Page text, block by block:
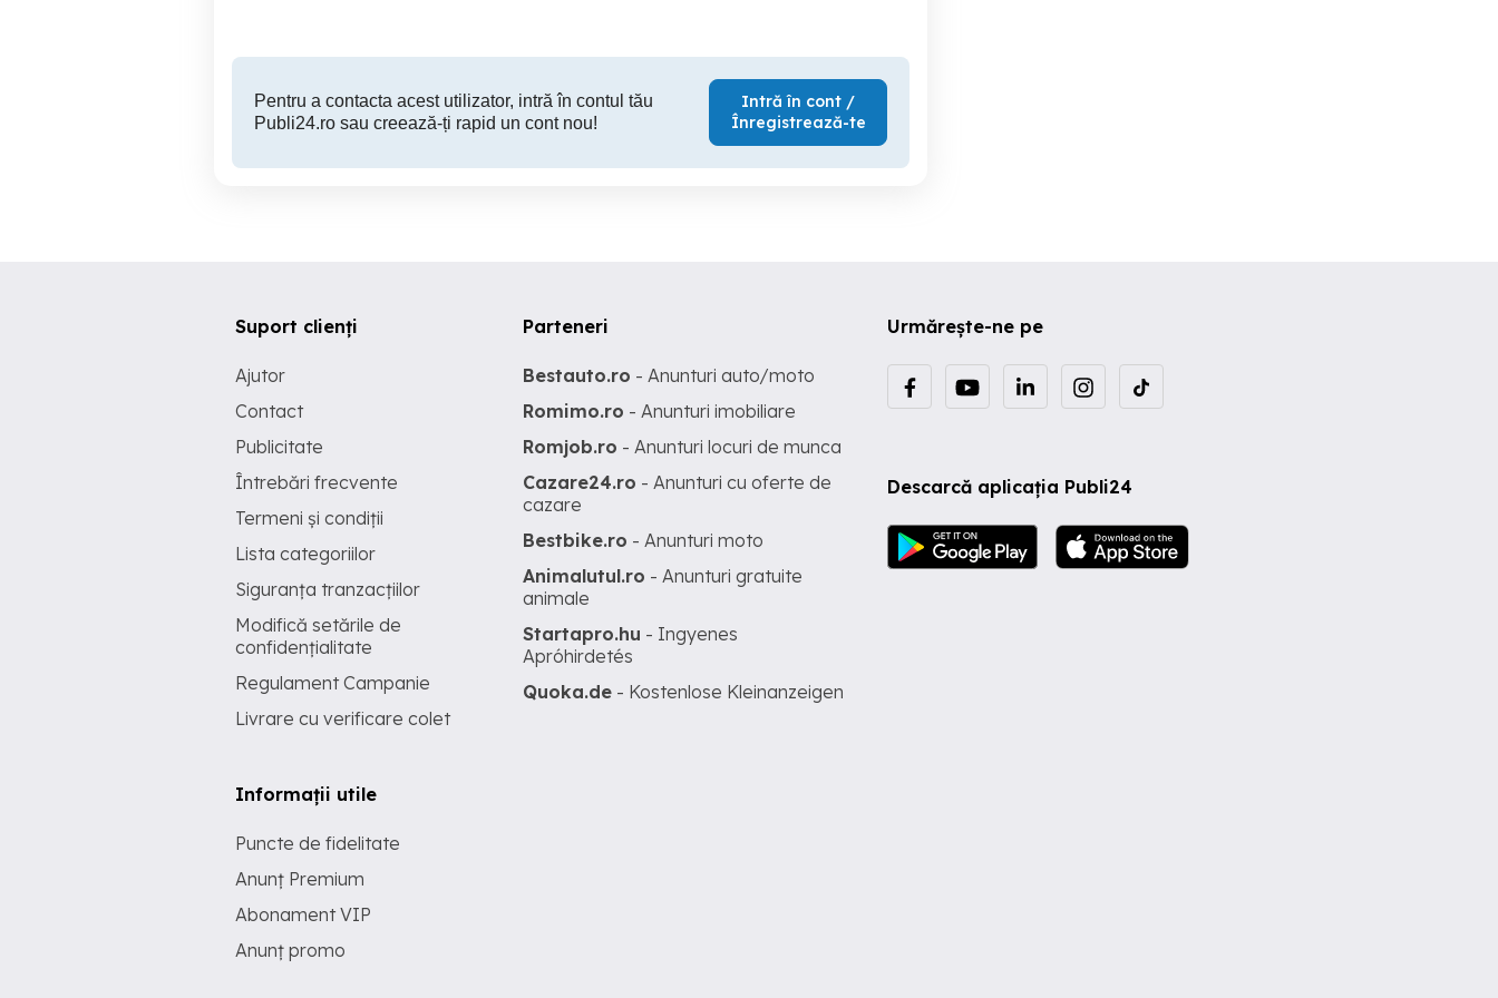
Pentru a contacta acest utilizator, intră în contul tău
Publi24.ro sau creează-ți rapid un cont nou!
Intră în cont /
Înregistrează-te
Urmărește-ne pe
Descarcă aplicația Publi24
Suport clienți
Ajutor
Contact
Publicitate
Întrebări frecvente
Termeni și condiții
Lista categoriilor
Siguranța tranzacțiilor
Modifică setările de
confidențialitate
Regulament Campanie
Livrare cu verificare colet
Informații utile
Puncte de fidelitate
Anunț Premium
Abonament VIP
Anunț promo
Parteneri
Bestauto.ro - Anunturi auto/moto
Romimo.ro - Anunturi imobiliare
Romjob.ro - Anunturi locuri de munca
Cazare24.ro - Anunturi cu oferte de
cazare
Bestbike.ro - Anunturi moto
Animalutul.ro - Anunturi gratuite
animale
Startapro.hu - Ingyenes
Apróhirdetés
Quoka.de - Kostenlose Kleinanzeigen